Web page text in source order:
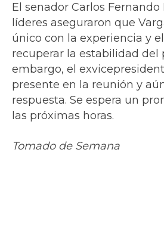
El senador Carlos
líderes aseguraron que
único con la experiencia y
recuperar la estabilidad del
embargo, el
presente en la reunión y
respuesta. Se espera un
las próximas horas.
Tomado de Semana